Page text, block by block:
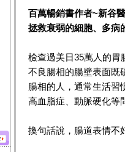
百萬暢銷書作者~新谷
拯救衰弱的細胞、多病
檢查過美日35萬人的胃
不良腸相的腸壁表面既
腸相的人，通常生活習
高血脂症、動脈硬化等
換句話說，腸道表情不